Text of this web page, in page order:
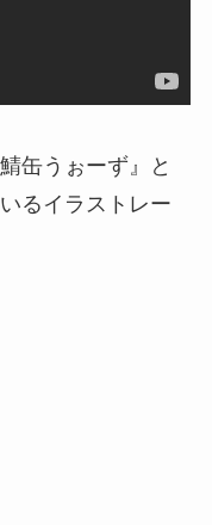
缶うぉーず』と
るイラストレー